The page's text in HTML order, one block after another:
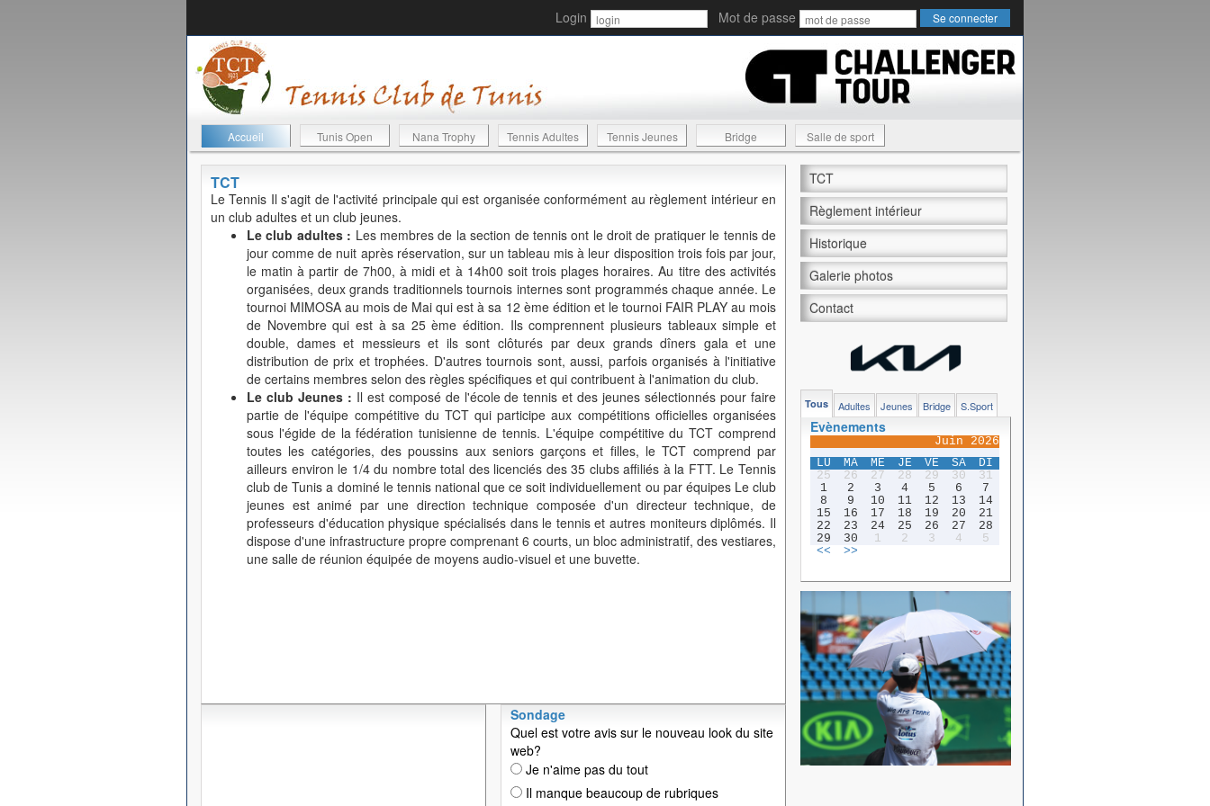
Login Mot de passe
Accueil Tunis Open Nana Trophy Tennis Adultes Tennis Jeunes Bridge Salle de sport
TCT
Le Tennis Il s'agit de l'activité principale qui est organisée conformément au règlement intérieur en
un club adultes et un club jeunes.
Le club adultes : Les membres de la section de tennis ont le droit de pratiquer le tennis de
jour comme de nuit après réservation, sur un tableau mis à leur disposition trois fois par jour,
le matin à partir de 7h00, à midi et à 14h00 soit trois plages horaires. Au titre des activités
organisées, deux grands traditionnels tournois internes sont programmés chaque année. Le
tournoi MIMOSA au mois de Mai qui est à sa 12 ème édition et le tournoi FAIR PLAY au mois
de Novembre qui est à sa 25 ème édition. Ils comprennent plusieurs tableaux simple et
double, dames et messieurs et ils sont clôturés par deux grands dîners gala et une
distribution de prix et trophées. D'autres tournois sont, aussi, parfois organisés à l'initiative
de certains membres selon des règles spécifiques et qui contribuent à l'animation du club.
Le club Jeunes : Il est composé de l'école de tennis et des jeunes sélectionnés pour faire
partie de l'équipe compétitive du TCT qui participe aux compétitions officielles organisées
sous l'égide de la fédération tunisienne de tennis. L'équipe compétitive du TCT comprend
toutes les catégories, des poussins aux seniors garçons et filles, le TCT comprend par
ailleurs environ le 1/4 du nombre total des licenciés des 35 clubs affiliés à la FTT. Le Tennis
club de Tunis a dominé le tennis national que ce soit individuellement ou par équipes Le club
jeunes est animé par une direction technique composée d'un directeur technique, de
professeurs d'éducation physique spécialisés dans le tennis et autres moniteurs diplômés. Il
dispose d'une infrastructure propre comprenant 6 courts, un bloc administratif, des vestiares,
une salle de réunion équipée de moyens audio-visuel et une buvette.
Sondage
Quel est votre avis sur le nouveau look du site
web?
Je n'aime pas du tout
Il manque beaucoup de rubriques
TCT
Règlement intérieur
Historique
Galerie photos
Contact
Tous Adultes Jeunes Bridge S.Sport
Evènements
Juin 2026
LU
MA ME JE VE SA
DI
25
26 27 28 29 30
31
1
2 3 4 5 6
7
8
9 10 11 12 13
14
15
16 17 18 19 20
21
22
23 24 25 26 27
28
29
30 1 2 3 4
5
<<
>>